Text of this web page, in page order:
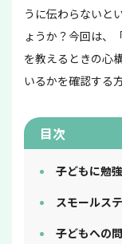
うに伝わらないと
ょうか？今回は、
を教えるときの心
いるかを確認する
目次
子どもに勉
スモールス
子どもへの